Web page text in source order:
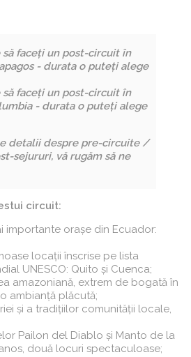
faceți un post-circuit în
- durata o puteți alege
faceți un post-circuit în
- durata o puteți alege
detalii despre pre-circuite /
sejururi, vă rugăm să ne
circuit:
importante orașe din Ecuador:
locații înscrise pe lista
UNESCO: Quito și Cuenca;
amazoniană, extrem de bogată în
ambianță plăcută;
și a tradițiilor comunității locale,
Pailon del Diablo și Manto de la
două locuri spectaculoase;